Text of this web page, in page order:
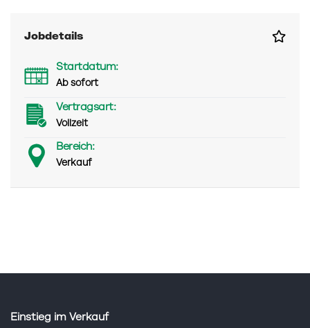
Jobdetails
Startdatum:
Ab sofort
Vertragsart:
Vollzeit
Bereich:
Verkauf
Einstieg im Verkauf